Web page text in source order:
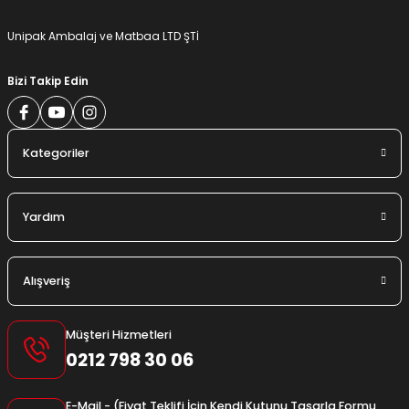
Unipak Ambalaj ve Matbaa LTD ŞTİ
Bizi Takip Edin
Kategoriler
Yardım
Alışveriş
Müşteri Hizmetleri
0212 798 30 06
E-Mail - (Fiyat Teklifi İçin Kendi Kutunu Tasarla Formu